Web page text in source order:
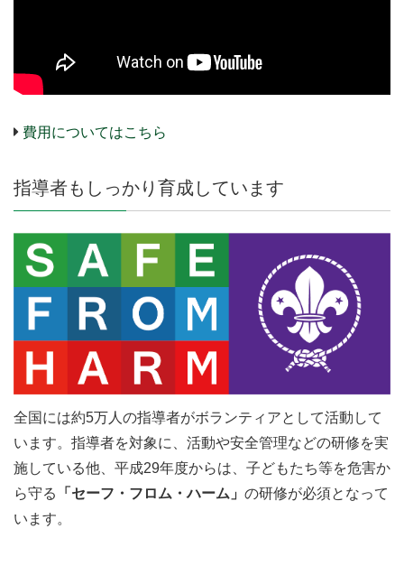
費用についてはこちら
指導者もしっかり育成しています
全国には約5万人の指導者がボランティアとして活動して
います。指導者を対象に、活動や安全管理などの研修を実
施している他、平成29年度からは、子どもたち等を危害か
ら守る
「セーフ・フロム・ハーム」 の研修が必須となって
います。